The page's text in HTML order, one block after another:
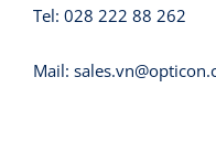
Tel: 028 222 88 262
Mail: